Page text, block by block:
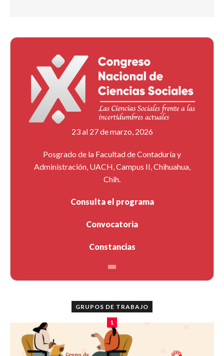
23 al 27 de marzo, 2026
Posgrado de la Facultad de Contaduría y
Administración, UACH, Campus II, Chihuahua,
Chih.
Consulta el programa
Convocatoria
Constancias
GRUPOS DE TRABAJO
1